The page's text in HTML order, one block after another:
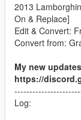
2013
On & Replace]
Edit & Convert:
Convert from:
My new
https://
Log: